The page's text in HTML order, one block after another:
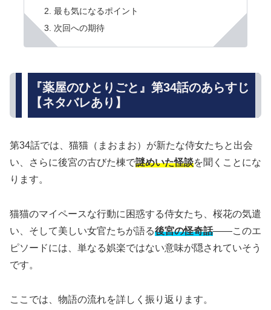
最も気になるポイント
次回への期待
『薬屋のひとりごと』第34話のあらすじ
【ネタバレあり】
第34話では、猫猫（まおまお）が新たな侍女たちと出会
い、さらに後宮の古びた棟で謎めいた怪談を聞くことにな
ります。
猫猫のマイペースな行動に困惑する侍女たち、桜花の気遣
い、そして美しい女官たちが語る後宮の怪奇話――このエ
ピソードには、単なる娯楽ではない意味が隠されていそう
です。
ここでは、物語の流れを詳しく振り返ります。